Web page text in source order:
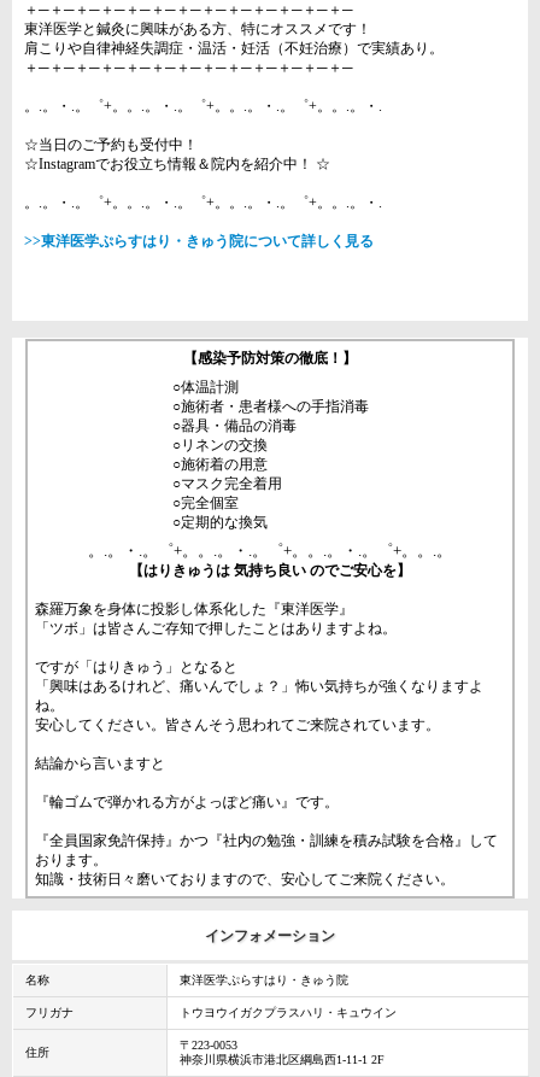
＋─＋─＋─＋─＋─＋─＋─＋─＋─＋─＋─＋─＋─
東洋医学と鍼灸に興味がある方、特にオススメです！
肩こりや自律神経失調症・温活・妊活（不妊治療）で実績あり。
＋─＋─＋─＋─＋─＋─＋─＋─＋─＋─＋─＋─＋─
。.。・.。゜+。。.。・.。゜+。。.。・.。゜+。。.。・.
☆当日のご予約も受付中！
☆Instagramでお役立ち情報＆院内を紹介中！ ☆
。.。・.。゜+。。.。・.。゜+。。.。・.。゜+。。.。・.
>>東洋医学ぷらすはり・きゅう院について詳しく見る
【感染予防対策の徹底！】
○体温計測
○施術者・患者様への手指消毒
○器具・備品の消毒
○リネンの交換
○施術着の用意
○マスク完全着用
○完全個室
○定期的な換気
。.。・.。゜+。。.。・.。゜+。。.。・.。゜+。。.。
【はりきゅうは 気持ち良い のでご安心を】
森羅万象を身体に投影し体系化した『東洋医学』
「ツボ」は皆さんご存知で押したことはありますよね。
ですが「はりきゅう」となると
「興味はあるけれど、痛いんでしょ？」怖い気持ちが強くなりますよ
ね。
安心してください。皆さんそう思われてご来院されています。
結論から言いますと
『輪ゴムで弾かれる方がよっぽど痛い』です。
『全員国家免許保持』かつ『社内の勉強・訓練を積み試験を合格』して
おります。
知識・技術日々磨いておりますので、安心してご来院ください。
インフォメーション
名称 東洋医学ぷらすはり・きゅう院
フリガナ トウヨウイガクプラスハリ・キュウイン
住所
〒223-0053
神奈川県横浜市港北区綱島西1-11-1 2F